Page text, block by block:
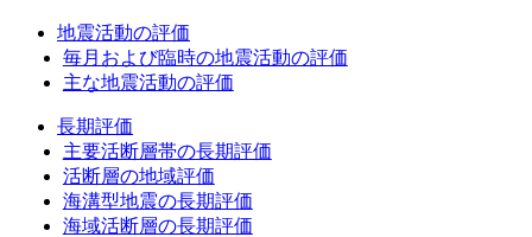
地震活動の評価
毎月および臨時の地震活動の評価
主な地震活動の評価
長期評価
主要活断層帯の長期評価
活断層の地域評価
海溝型地震の長期評価
海域活断層の長期評価